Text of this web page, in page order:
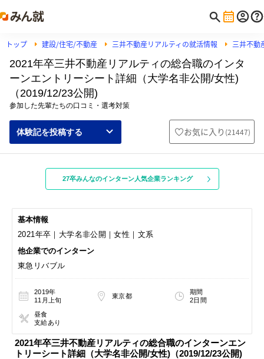
トップ 建設/住宅/不動産 三井不動産リアルティの就活情報 三井不動
2021年卒三井不動産リアルティの総合職のインタ
ーンエントリーシート詳細（大学名非公開/女性)
（2019/12/23公開)
参加した先輩たちの口コミ・選考対策
体験記を投稿する お気に入り (21447)
27卒みんなのインターン人気企業ランキング
基本情報
2021年卒｜大学名非公開｜女性｜文系
他企業でのインターン
東急リバブル
2019年
11月上旬
東京都
期間
2日間
昼食
支給あり
2021年卒三井不動産リアルティの総合職のインターンエン
トリーシート詳細（大学名非公開/女性)（2019/12/23公開)